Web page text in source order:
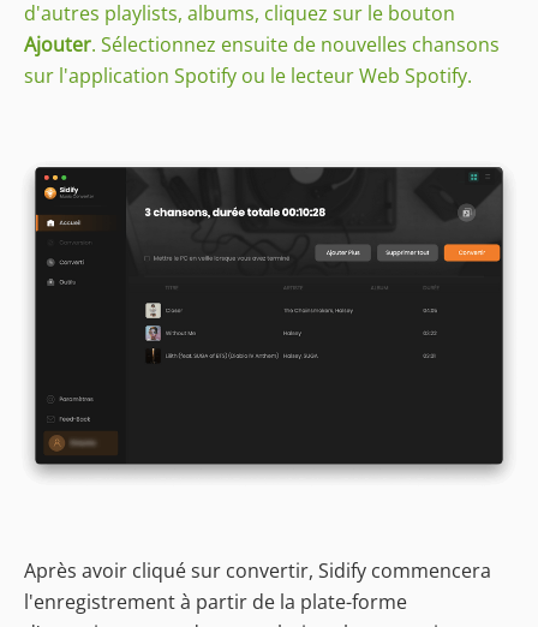
d'autres playlists, albums, cliquez sur le bouton
Ajouter. Sélectionnez ensuite de nouvelles chansons
sur l'application Spotify ou le lecteur Web Spotify.
Après avoir cliqué sur convertir, Sidify commencera
l'enregistrement à partir de la plate-forme